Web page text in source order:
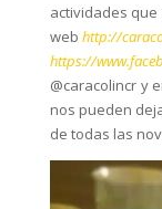
actividades
web http://
https://
@caracolincr y
nos pueden
de todas las